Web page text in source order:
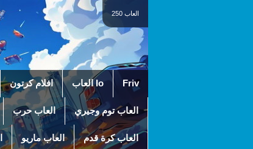
العاب 250
Friv Io العاب افلام كرتون
العاب توم وجيري العاب حرب
العاب كرة قدم العاب ماريو